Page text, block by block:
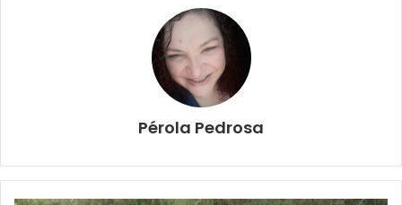
Pérola Pedrosa